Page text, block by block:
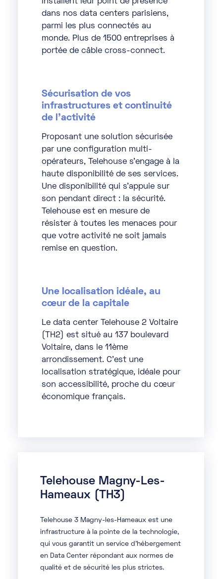
dans nos data centers parisiens,
parmi les plus connectés au
monde. Plus de 1500 entreprises à
portée de câble cross-connect.
Sécurisation de vos
infrastructures et continuité
de l’activité
Proposant une solution sécurisée
par une configuration multi-
opérateurs, Telehouse s’engage à la
haute disponibilité de ses services.
Une disponibilité qui s’appuie sur
son pendant direct : la sécurité.
Telehouse est en mesure de
résister à toutes les menaces pour
que votre activité ne soit jamais
remise en question.
Une localisation idéale, au
cœur de la capitale
Le data center Telehouse 2 Voltaire
(TH2) est situé au 137 boulevard
Voltaire, dans le 11ème
arrondissement. C’est une
localisation stratégique, idéale pour
son accessibilité, proche du cœur
économique français.
Telehouse Magny-Les-
Hameaux (TH3)
Telehouse 3 Magny-les-Hameaux est une
infrastructure à la pointe de la technologie,
qui vous garantit un service d'hébergement
en Data Center répondant aux normes de
qualité et de sécurité les plus strictes.